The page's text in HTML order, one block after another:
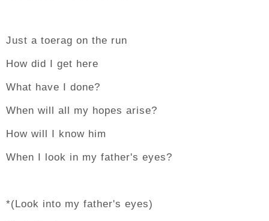
Just a toerag on the run
How did I get here
What have I done?
When will all my hopes arise?
How will I know him
When I look in my father's eyes?
*(Look into my father's eyes)